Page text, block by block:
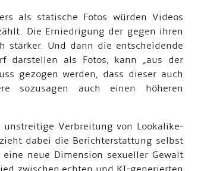
als statische Fotos würden Videos
Die Erniedrigung der gegen ihren
stärker. Und dann die entscheidende
darstellen als Fotos, kann „aus der
gezogen werden, dass dieser auch
sozusagen auch einen höheren
Verbreitung von Lookalike-
dabei die Berichterstattung selbst
neue Dimension sexueller Gewalt